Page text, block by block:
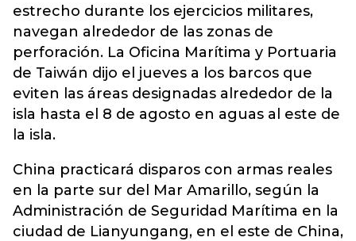
estrecho durante los ejercicios militares,
navegan alrededor de las zonas de
perforación. La Oficina Marítima y Portuaria
de Taiwán dijo el jueves a los barcos que
eviten las áreas designadas alrededor de la
isla hasta el 8 de agosto en aguas al este de
la isla.
China practicará disparos con armas reales
en la parte sur del Mar Amarillo, según la
Administración de Seguridad Marítima en la
ciudad de Lianyungang, en el este de China,